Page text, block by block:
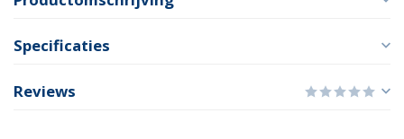
Specificaties
Reviews